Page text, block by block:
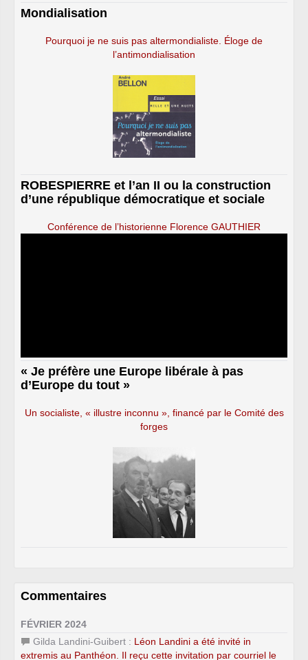
Mondialisation
Pourquoi je ne suis pas altermondialiste. Éloge de
l’antimondialisation
ROBESPIERRE et l’an II ou la construction
d’une république démocratique et sociale
Conférence de l’historienne Florence GAUTHIER
« Je préfère une Europe libérale à pas
d’Europe du tout »
Un socialiste, « illustre inconnu », financé par le Comité des
forges
Commentaires
FÉVRIER 2024
Gilda Landini-Guibert : Léon Landini a été invité in
extremis au Panthéon. Il reçu cette invitation par courriel le